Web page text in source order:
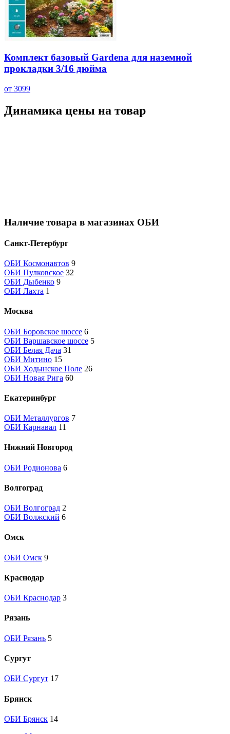
Комплект базовый Gardena для наземной
прокладки 3/16 дюйма
от 3099
Динамика цены на товар
Наличие товара в магазинах ОБИ
Санкт-Петербург
ОБИ Космонавтов 9
ОБИ Пулковское 32
ОБИ Дыбенко 9
ОБИ Лахта 1
Москва
ОБИ Боровское шоссе 6
ОБИ Варшавское шоссе 5
ОБИ Белая Дача 31
ОБИ Митино 15
ОБИ Ходынское Поле 26
ОБИ Новая Рига 60
Екатеринбург
ОБИ Металлургов 7
ОБИ Карнавал 11
Нижний Новгород
ОБИ Родионова 6
Волгоград
ОБИ Волгоград 2
ОБИ Волжский 6
Омск
ОБИ Омск 9
Краснодар
ОБИ Краснодар 3
Рязань
ОБИ Рязань 5
Сургут
ОБИ Сургут 17
Брянск
ОБИ Брянск 14